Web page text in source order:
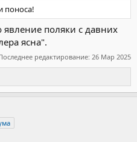
поноса!
поляки с давних
ясна".
редактирование: 26 Мар 2025